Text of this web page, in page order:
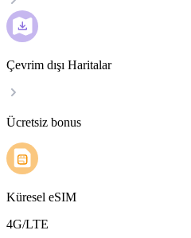
Çevrim dışı Haritalar
Ücretsiz bonus
Küresel eSIM
4G/LTE